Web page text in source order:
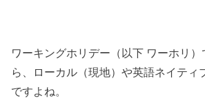
ワーキングホリデー（以下 ワーホリ
ら、ローカル（現地）や英語ネイティ
ですよね。